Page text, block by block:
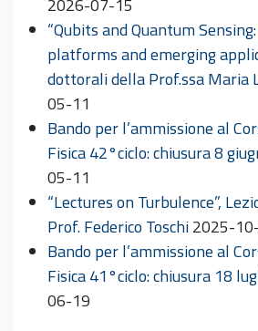
2026-07-15
“Qubits and Quantum
platforms and emerging
dottorali della Prof.ssa Maria
05-11
Bando per l’ammissione al
Fisica 42°ciclo: chiusura 8
05-11
“Lectures on Turbulence”,
Prof. Federico Toschi2025-
Bando per l’ammissione al
Fisica 41°ciclo: chiusura 18
06-19